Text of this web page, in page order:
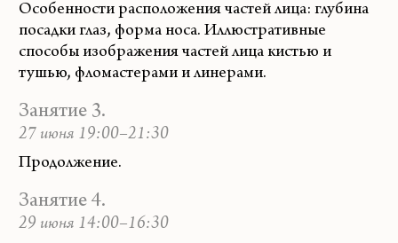
Особенности расположения частей лица: глубина
посадки глаз, форма носа. Иллюстративные
способы изображения частей лица кистью и
тушью, фломастерами и линерами.
Занятие 3.
27 июня 19:00–21:30
Продолжение.
Занятие 4.
29 июня 14:00–16:30